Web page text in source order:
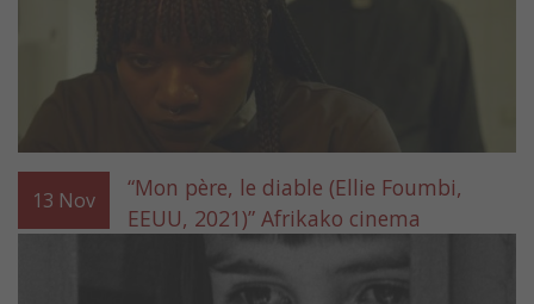
13 Nov
“Mon père, le diable (Ellie Foumbi,
EEUU, 2021)” Afrikako cinema